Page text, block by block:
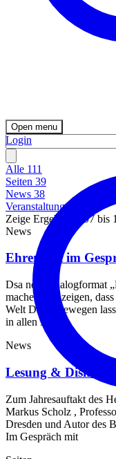
Open menu
Login
Alle 111
Seiten 39
News 38
Veranstaltungen
Zeige Ergebnisse 97 bis
News
Ehrenamt im
Dsa neue Dialogformat
machen und zeigen,
Welt Dinge bewegen
in allen Branc
News
Lesung &
Zum Jahresauftakt des
Markus Scholz ,
Dresden und Autor des
Im Gespräch mit